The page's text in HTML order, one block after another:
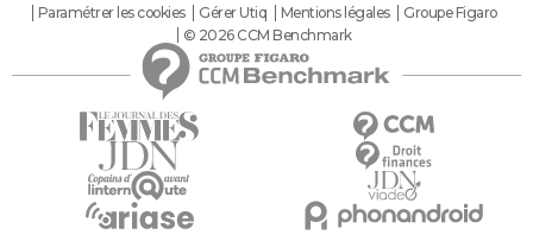
Paramétrer les cookies
Gérer Utiq Mentions légales
Groupe Figaro
© 2026 CCM Benchmark